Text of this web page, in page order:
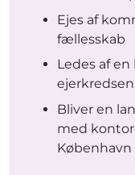
Ejes af
fællesskab
Ledes af
Bliver en
med
København